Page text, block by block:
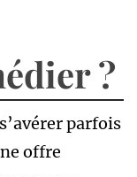
?
parfois
offre